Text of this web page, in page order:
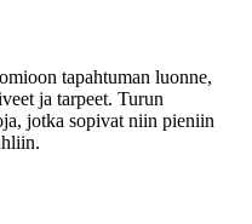
tapahtuman luonne,
ja tarpeet. Turun
jotka sopivat niin pieniin